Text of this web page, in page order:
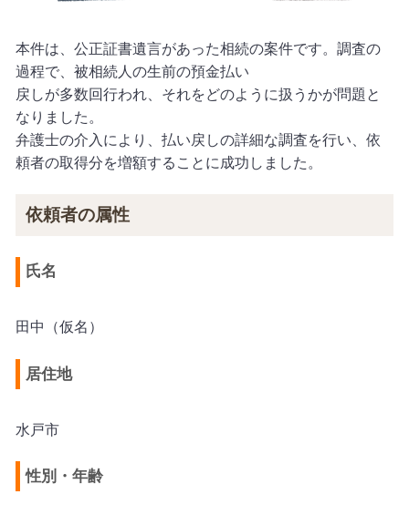
本件は、公正証書遺言があった相続の案件です。調査の
過程で、被相続人の生前の預金払い
戻しが多数回行われ、それをどのように扱うかが問題と
なりました。
弁護士の介入により、払い戻しの詳細な調査を行い、依
頼者の取得分を増額することに成功しました。
依頼者の属性
氏名
田中（仮名）
居住地
水戸市
性別・年齢